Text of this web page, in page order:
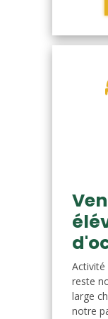
Activité
reste
large
notre